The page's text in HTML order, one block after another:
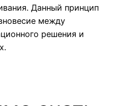
Данный принцип
между
решения и